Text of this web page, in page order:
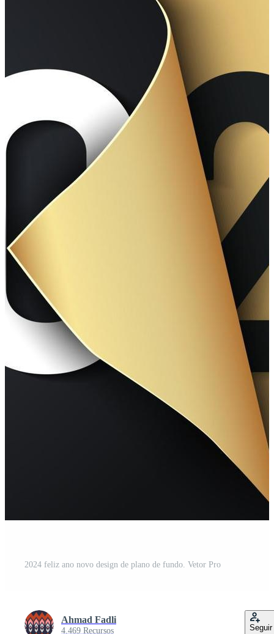
2024 feliz ano novo design de plano de fundo. Vetor Pro
Ahmad Fadli
4.469 Recursos Seguir